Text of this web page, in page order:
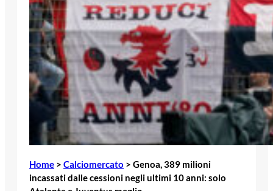
Home > Calciomercato > Genoa, 389 milioni
incassati dalle cessioni negli ultimi 10 anni: solo